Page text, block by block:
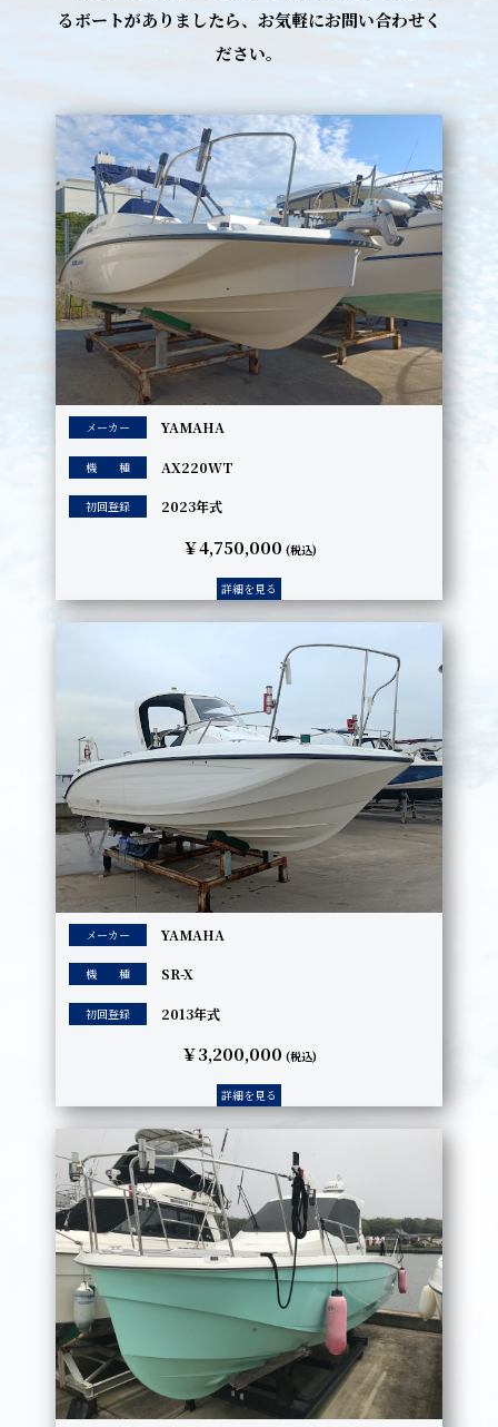
るボートがありましたら、お気軽にお問い合わせく
ださい。
メーカー YAMAHA
機 種 AX220WT
初回登録 2023年式
￥4,750,000 (税込)
詳細を見る
メーカー YAMAHA
機 種 SR-X
初回登録 2013年式
￥3,200,000 (税込)
詳細を見る